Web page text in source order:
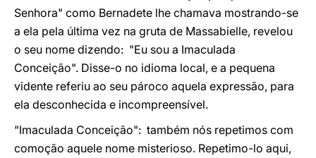
Senhora" como Bernadete lhe chamava mostrando-se
a ela pela última vez na gruta de Massabielle, revelou
o seu nome dizendo: "Eu sou a Imaculada
Conceição". Disse-o no idioma local, e a pequena
vidente referiu ao seu pároco aquela expressão, para
ela desconhecida e incompreensível.
"Imaculada Conceição": também nós repetimos com
comoção aquele nome misterioso. Repetimo-lo aqui,